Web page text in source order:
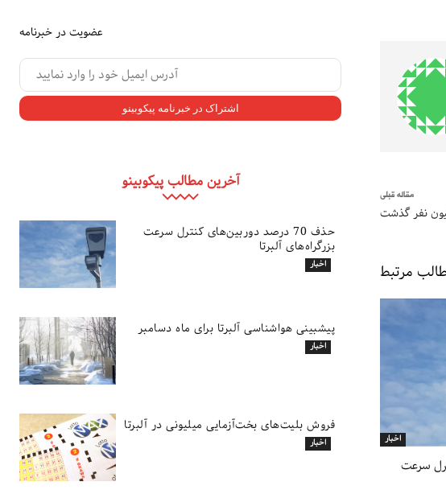
عضویت در خبرنامه
آخرین مطالب پیکوبینو
حذف 70 درصد دوربین‌های کنترل سرعت
بزرگراه‌های آلبرتا
اخبار
پیشبینی هواشناسی آلبرتا برای ماه دسامبر
اخبار
فروش بلیت‌های بخت‌آزمایی میلیونی در آلبرتا
اخبار
مقاله قبلی
مرتبط
اخبار
سرعت